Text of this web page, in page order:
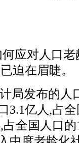
何应对人口
迫在眉睫。
局发布的人
3.1亿人,占
占全国人口